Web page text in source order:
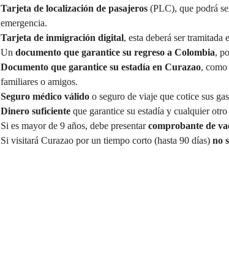
Tarjeta de localización de pasajeros (PLC), que podrá
emergencia.
Tarjeta de inmigración digital, esta deberá ser tramitada
Un documento que garantice su regreso a Colombia,
Documento que garantice su estadía en Curazao,
familiares o amigos.
Seguro médico válido o seguro de viaje que cotice sus
Dinero suficiente que garantice su estadía y cualquier otro
Si es mayor de 9 años, debe presentarcomprobante de
Si visitará Curazao por un tiempo corto (hasta 90 días) no